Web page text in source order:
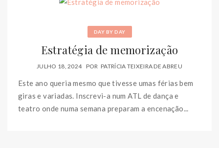
DAY BY DAY
Estratégia de memorização
JULHO 18, 2024 POR PATRÍCIA TEIXEIRA DE ABREU
Este ano queria mesmo que tivesse umas férias bem
giras e variadas. Inscrevi-a num ATL de dança e
teatro onde numa semana preparam a encenação...